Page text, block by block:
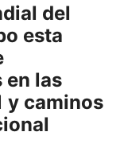
del
esta
en las
y caminos